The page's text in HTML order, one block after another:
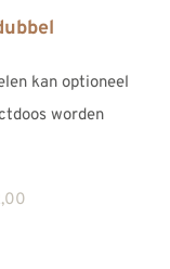
kan optioneel
worden